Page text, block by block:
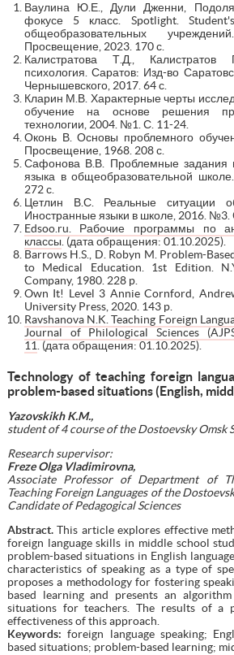
Ваулина Ю.Е., Дули Дженни,
фокусе 5 класс. Spotlight.
общеобразовательных
Просвещение, 2023. 170 с.
Калистратова Т.Д., Калистратов
психология. Саратов: Изд-во
Чернышевского, 2017. 64 с.
Кларин М.В. Характерные черты
обучение на основе решения
технологии, 2004. №1. С. 11-24.
Оконь В. Основы проблемного
Просвещение, 1968. 208 с.
Сафонова В.В. Проблемные задания
языка в общеобразовательной
272 с.
Цетлин В.С. Реальные ситуации
Иностранные языки в школе, 2016. №3.
Edsoo.ru. Рабочие программы по
классы. (дата обращения: 01.10.2025).
Barrows H.S., D. Robyn M. Problem-
to Medical Education. 1st Edition.
Company, 1980. 228 p.
Own It! Level 3 Annie Cornford,
University Press, 2020. 143 p.
Ravshanova N.K. Teaching Foreign
Journal of Philological Sciences
11. (дата обращения: 01.10.2025).
Technology of teaching foreign
problem-based situations (English,
Yazovskikh K.M.,
student of 4 course of theDostoevsky Omsk
Research supervisor:
Freze Olga Vladimirovna,
Associate Professor of Department of
Teaching Foreign Languages of the
Candidate of Pedagogical Sciences
Abstract.This article explores effective
foreign language skills in middle school
problem-based situations in English
characteristics of speaking as a type of
proposes a methodology for fostering
based learning and presents an
situations for teachers. The results of a
effectiveness of this approach.
Keywords:foreign language speaking;
based situations; problem-based learning;